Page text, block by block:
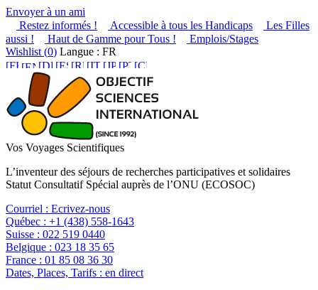
Envoyer à un ami
Restez informés !
Accessible à tous les Handicaps
Les Filles
aussi !
Haut de Gamme pour Tous !
Emplois/Stages
Wishlist (0) Langue : FR
Vos Voyages Scientifiques
L’inventeur des séjours de recherches participatives et solidaires
Statut Consultatif Spécial auprès de l’ONU (ECOSOC)
Courriel : Ecrivez-nous
Québec : +1 (438) 558-1643
Suisse : 022 519 0440
Belgique : 023 18 35 65
France : 01 85 08 36 30
Dates, Places, Tarifs : en direct